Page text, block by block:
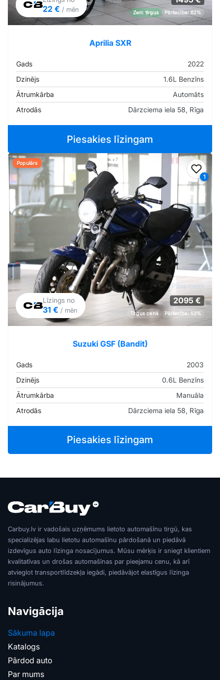
22 € / mēn Zem tirgus Pārliecība: 62%
Aprilia SXR
Gads
2022
Dzinējs
1.6L Benzīns
Ātrumkārba
Automāts
Atrodās
Dārzciema iela 58, Rīga
Piesakies līzingam
1
Populārs
Līzings no
31 € / mēn
Pilna cena
2095 €
Tirgus cenā Pārliecība: 53%
Suzuki GSF (Bandit)
Gads
2003
Dzinējs
0.6L Benzīns
Ātrumkārba
Manuāla
Atrodās
Dārzciema iela 58, Rīga
Piesakies līzingam
Carbuy.lv ir vadošais uzņēmums lietoto automašīnu tirgū, kas
specializējas labu lietotu automašīnu pārdošanā un piedāvā
izdevīgus auto līzinga nosacījumus. Mūsu mērķis ir sniegt klientiem
kvalitatīvas un drošas automašīnas par pieejamu cenu, kā arī
atvieglot transportlīdzekļa iegādi, piedāvājot elastīgus līzinga
risinājumus.
Navigācija
Sākuma lapa
Katalogs
Pārdod auto
Par mums